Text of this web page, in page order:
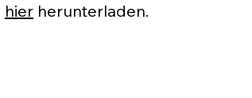
hier herunterladen.